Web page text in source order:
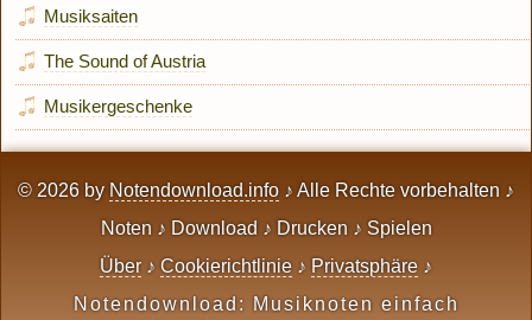
Musiksaiten
The Sound of Austria
Musikergeschenke
© 2026 by Notendownload.info ♪ Alle Rechte vorbehalten ♪
Noten ♪ Download ♪ Drucken ♪ Spielen
Über ♪ Cookierichtlinie ♪ Privatsphäre ♪
Notendownload: Musiknoten einfach